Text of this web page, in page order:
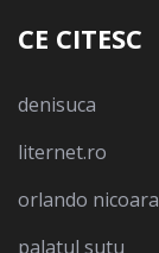
CE CITESC
denisuca
liternet.ro
orlando nicoara
palatul sutu